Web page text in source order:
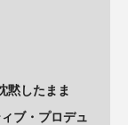
黙したまま
ブ・プロデュ